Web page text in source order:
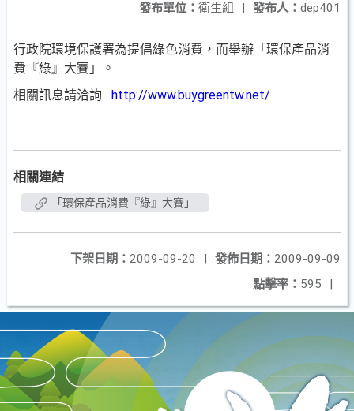
發布人： dep401
發布單位： 衛生組 |
行政院環境保護署為提倡綠色消費，而舉辦「環保產品消
費『綠』大賽」。
相關訊息請洽詢 http://www.buygreentw.net/
相關連結
「環保產品消費『綠』大賽」
發佈日期： 2009-09-09
下架日期： 2009-09-20
|
點擊率： 595 |